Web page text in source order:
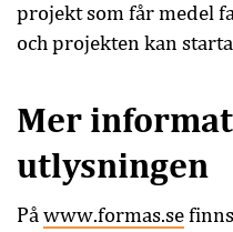
projekt som får medel
och projekten kan
Mer
utlysningen
På www.formas.se